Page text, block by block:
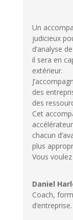
Un
judicieux
d’analyse
il sera en
extérieur.
des
des
Cet
chacun
plus
Vous
Daniel
Coach,
d’entreprise.